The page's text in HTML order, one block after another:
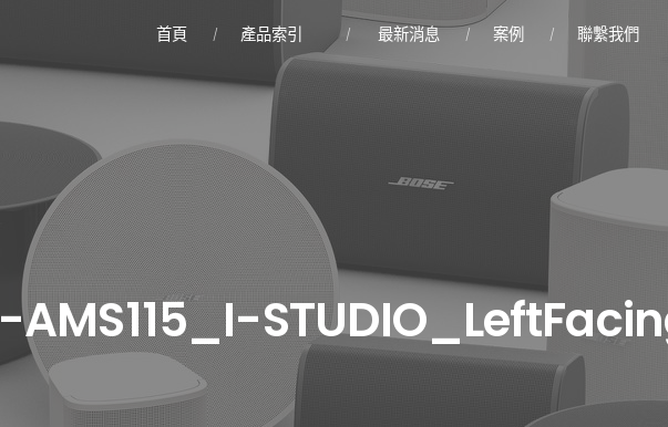
首頁 產品索引 最新消息 案例 聯繫我們
AMS115_I-